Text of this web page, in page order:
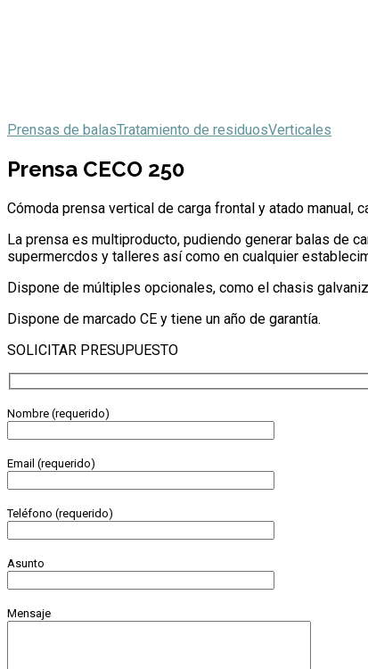
Prensas de balasTratamiento de residuosVerticales
Prensa CECO 250
Cómoda prensa vertical de carga frontal y atado
La prensa es multiproducto, pudiendo generar balas de
supermercdos y talleres así como en cualquier
Dispone de múltiples opcionales, como el chasis
Dispone de marcado CE y tiene un año de garantía.
SOLICITAR PRESUPUESTO
Nombre (requerido)
Email (requerido)
Teléfono (requerido)
Asunto
Mensaje